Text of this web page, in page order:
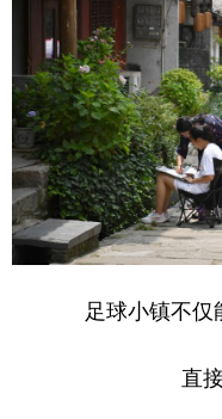
足球小镇不仅
直